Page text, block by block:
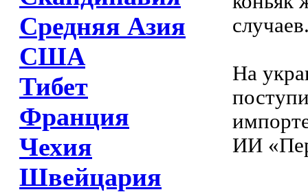
Средняя Азия
США
Тибет
Франция
Чехия
Швейцария
На
ИИ